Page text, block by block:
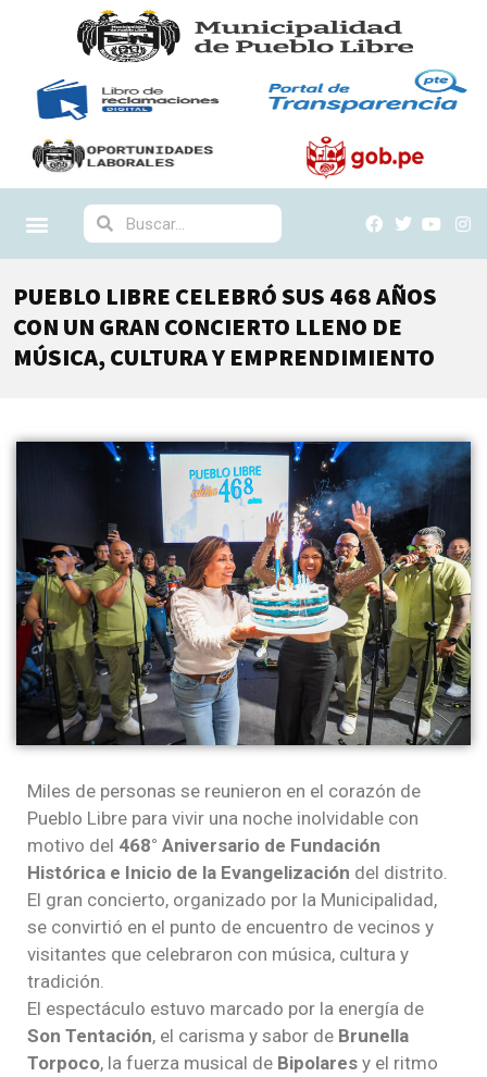
PUEBLO LIBRE CELEBRÓ SUS 468 AÑOS
CON UN GRAN CONCIERTO LLENO DE
MÚSICA, CULTURA Y EMPRENDIMIENTO
Miles de personas se reunieron en el corazón de
Pueblo Libre para vivir una noche inolvidable con
motivo del 468° Aniversario de Fundación
Histórica e Inicio de la Evangelización del distrito.
El gran concierto, organizado por la Municipalidad,
se convirtió en el punto de encuentro de vecinos y
visitantes que celebraron con música, cultura y
tradición.
El espectáculo estuvo marcado por la energía de
Son Tentación, el carisma y sabor de Brunella
Torpoco, la fuerza musical de Bipolares y el ritmo